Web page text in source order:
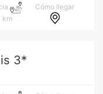
km
Cómo llegar
3*